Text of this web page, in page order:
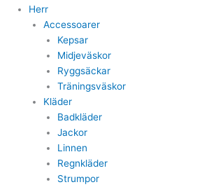
Herr
Accessoarer
Kepsar
Midjeväskor
Ryggsäckar
Träningsväskor
Kläder
Badkläder
Jackor
Linnen
Regnkläder
Strumpor